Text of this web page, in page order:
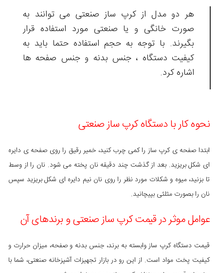
هر دو مدل از کرپ ساز صنعتی می توانند به
صورت خانگی و یا صنعتی مورد استفاده قرار
بگیرند. با توجه به حجم استفاده حتما باید به
کیفیت دستگاه ، جنس بدنه و جنس صفحه ها
اشاره کرد.
نحوه کار با دستگاه کرپ ساز صنعتی
ابتدا صفحه ی کرپ ساز را کمی چرب کنید، خمیر رقیق را روی صفحه ی دایره
ای شکل بریزید. بعد از گذشت چند دقیقه نان پخته می شود. نان را از وسط
تا بزنید، میوه و شکلات مورد نظر را روی نان نیم دایره ای شکل بریزید سپس
نان را بصورت مثلثی بپیچانید.
عوامل موثر در قیمت کرپ ساز صنعتی و برندهای آن
قیمت دستگاه کرپ ساز وابسته به برند، جنس بدنه و صفحه، میزان حرارت و
کیفیت پخت مواد است. از این رو در بازار تجهیزات آشپزخانه صنعتی، شما با